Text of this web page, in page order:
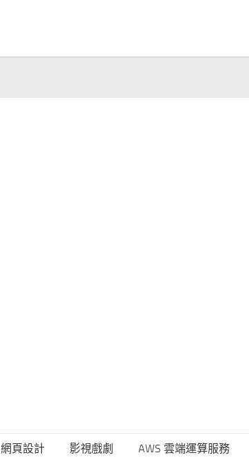
網頁設計 影視戲劇 AWS 雲端運算服務